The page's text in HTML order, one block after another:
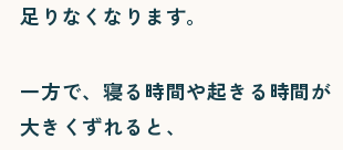
足りなくなります。
一方で、寝る時間や起きる時間が
大きくずれると、